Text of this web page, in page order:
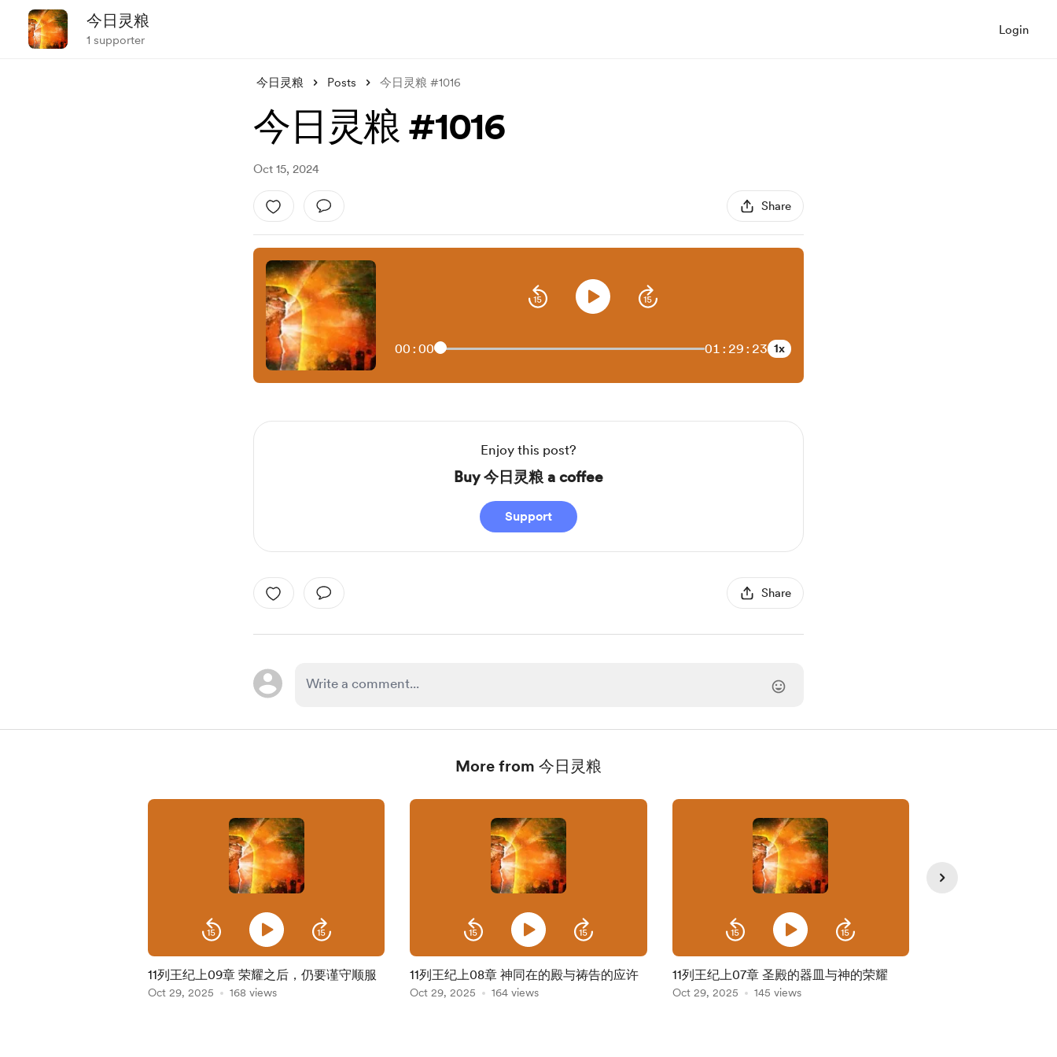
今日灵粮
1 supporter
Login
今日灵粮 Posts 今日灵粮 #1016
今日灵粮 #1016
Oct 15, 2024
Share
00:00 01:29:23 1x
Enjoy this post?
Buy 今日灵粮 a coffee
Support
Share
More from 今日灵粮
11列王纪上09章 荣耀之后，仍要谨守顺服
Oct 29, 2025 168 views
11列王纪上08章 神同在的殿与祷告的应许
Oct 29, 2025 164 views
11列王纪上07章 圣殿的器皿与神的荣耀
Oct 29, 2025 145 views